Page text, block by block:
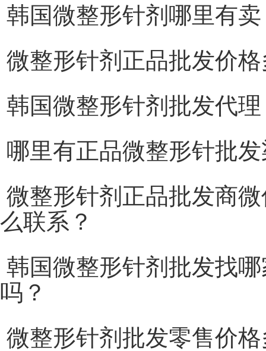
韩国微整形针剂哪里有
微整形针剂正品批发价
韩国微整形针剂批发代
哪里有正品微整形针批
微整形针剂正品批发商
么联系？
韩国微整形针剂批发找
吗？
微整形针剂批发零售价